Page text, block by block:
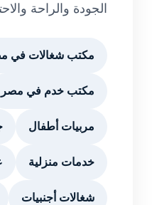
الجودة والراحة
مكتب شغالات في
مكتب خدم في مصر
مربيات أطفال
خدمات منزلية
شغالات أجنبيات